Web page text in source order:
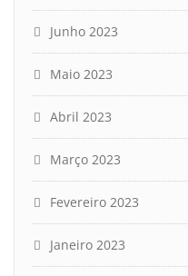
Junho 2023
Maio 2023
Abril 2023
Março 2023
Fevereiro 2023
Janeiro 2023